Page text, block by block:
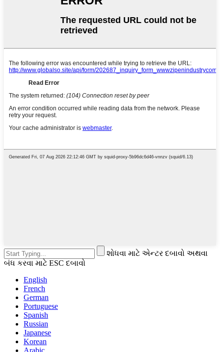
શોધવા માટે એન્ટર દબાવો અથવા
બંધ કરવા માટે ESC દબાવો
English
French
German
Portuguese
Spanish
Russian
Japanese
Korean